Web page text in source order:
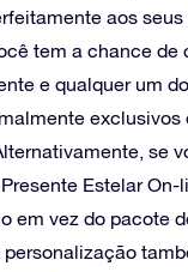
aos seus
tem a chance de
e qualquer um
exclusivos
se
Estelar On-
em vez do pacote